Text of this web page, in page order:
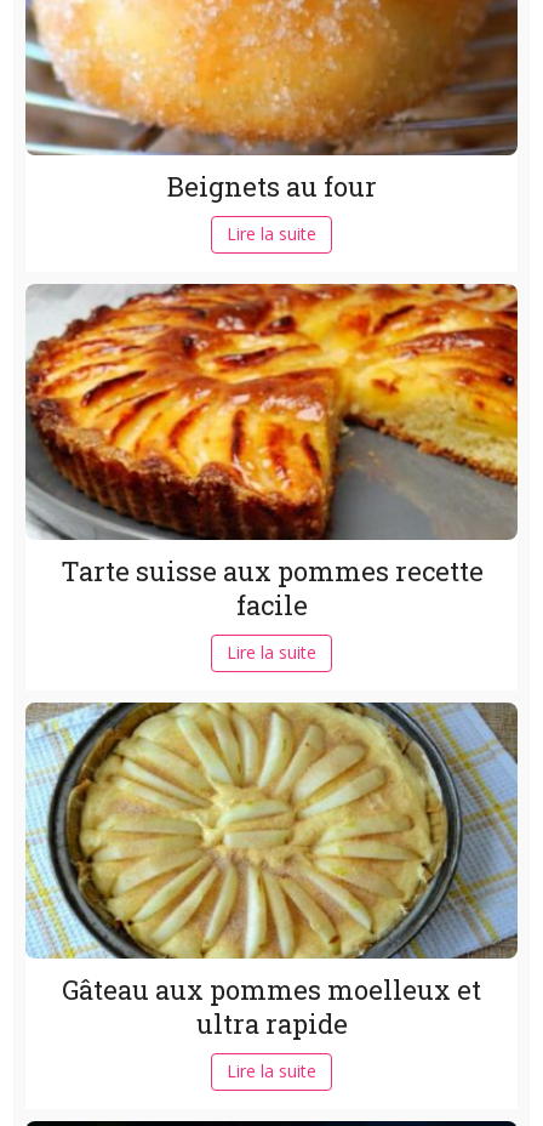
Beignets au four
Lire la suite
Tarte suisse aux pommes recette
facile
Lire la suite
Gâteau aux pommes moelleux et
ultra rapide
Lire la suite